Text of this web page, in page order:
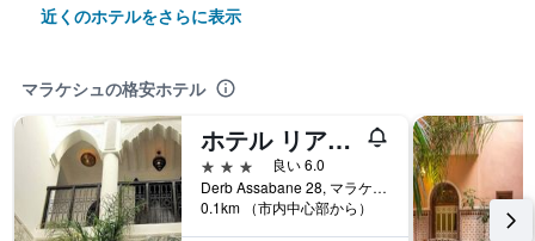
近くのホテルをさらに表示
マラケシュの格安ホテル
ホテル リアド ハンナ
3つ星
良い 6.0
Derb Assabane 28, マラケシュ, モロッコ
0.1km （市内中心部から）